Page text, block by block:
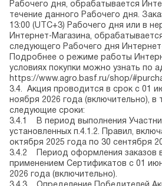
Рабочего дня, обрабатывается
течение данного Рабочего дня.
13:00 (UTC+3) Рабочего дня или в
Интернет‑Магазина,
следующего Рабочего дня
Подробнее о режиме работы
условиях покупки можно узнать по
https://www.agro.basf.ru/shop/
3.4. Акция проводится в срок с 01
ноября 2026 года (включительно), в
следующие сроки:
3.4.1 В период выполнения
установленных п.4.1.2. Правил,
октября 2025 года по 30 сентября
3.4.2 Период оформления заказов
применением Сертификатов с 01
2026 года (включительно).